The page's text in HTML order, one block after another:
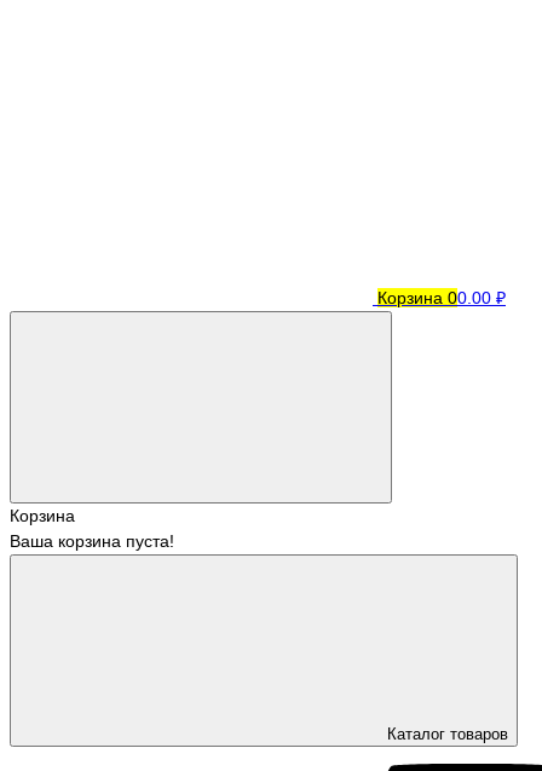
Корзина 00.00 ₽
Корзина
Ваша корзина пуста!
Каталог товаров